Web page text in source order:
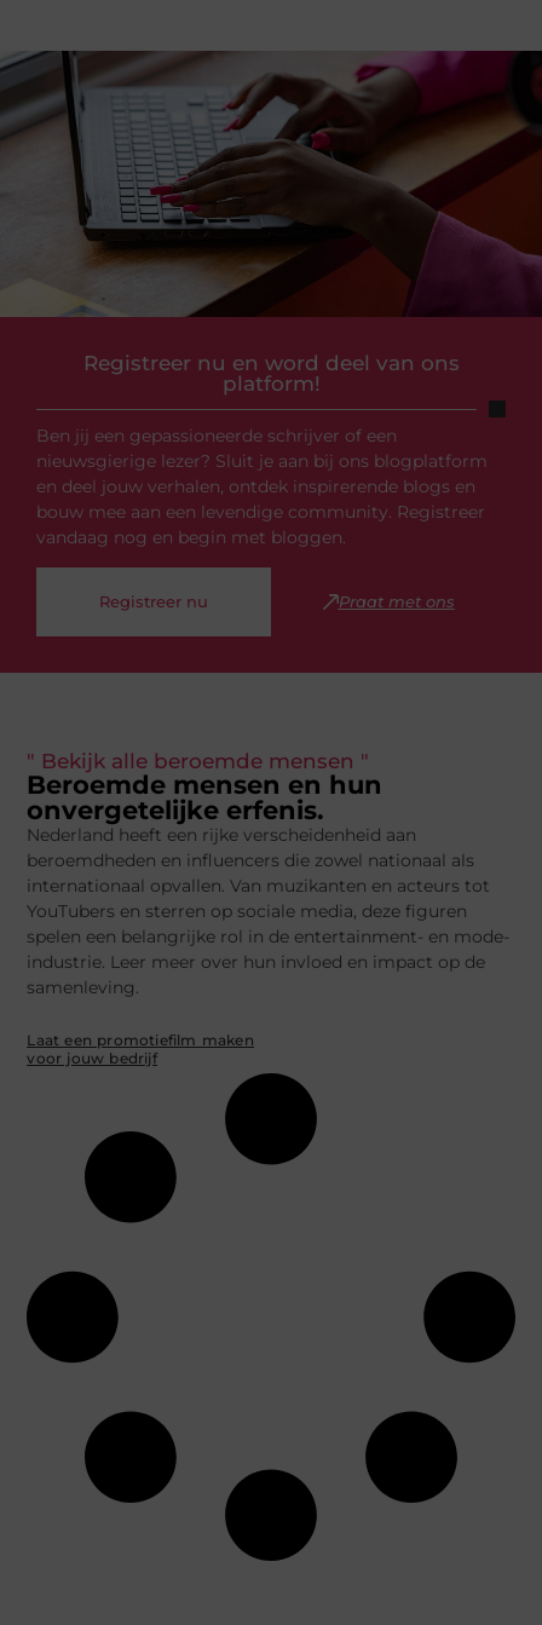
Registreer nu en word deel van ons
platform!
Ben jij een gepassioneerde schrijver of een
nieuwsgierige lezer? Sluit je aan bij ons blogplatform
en deel jouw verhalen, ontdek inspirerende blogs en
bouw mee aan een levendige community. Registreer
vandaag nog en begin met bloggen.
Registreer nu Praat met ons
" Bekijk alle beroemde mensen "
Beroemde mensen en hun
onvergetelijke erfenis.
Nederland heeft een rijke verscheidenheid aan
beroemdheden en influencers die zowel nationaal als
internationaal opvallen. Van muzikanten en acteurs tot
YouTubers en sterren op sociale media, deze figuren
spelen een belangrijke rol in de entertainment- en mode-
industrie. Leer meer over hun invloed en impact op de
samenleving.
Laat een promotiefilm maken
voor jouw bedrijf